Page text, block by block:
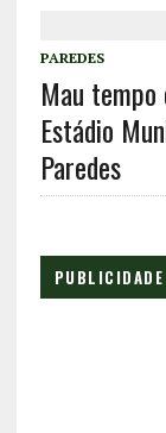
PAREDES
Mau
Estádio
Paredes
PUBLICIDADE